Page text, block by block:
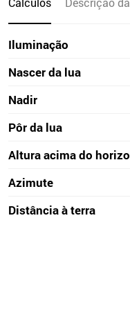
Iluminação
Nascer da lua
Nadir
Pôr da lua
Altura acima do
Azimute
Distância à terra